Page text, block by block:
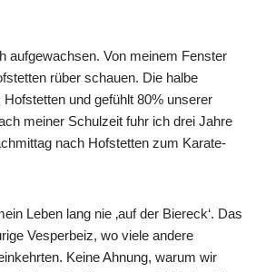
aufgewachsen. Von meinem Fenster
rüber schauen. Die halbe
und gefühlt 80% unserer
meiner Schulzeit fuhr ich drei Jahre
nach Hofstetten zum Karate-
Leben lang nie ‚auf der Biereck‘. Das
Vesperbeiz, wo viele andere
Keine Ahnung, warum wir